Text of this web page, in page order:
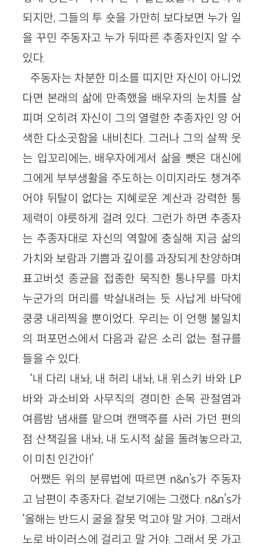
되지만, 그들의 투 숏을 가만히 보다보면 누가 일
을 꾸민 주동자고 누가 뒤따른 추종자인지 알 수
있다.
주동자는 차분한 미소를 띠지만 자신이 아니었
다면 본래의 삶에 만족했을 배우자의 눈치를 살
피며 오히려 자신이 그의 열렬한 추종자인 양 어
색한 다소곳함을 내비친다. 그러나 그의 살짝 웃
는 입꼬리에는, 배우자에게서 삶을 뺏은 대신에
그에게 부부생활을 주도하는 이미지라도 챙겨주
어야 뒤탈이 없다는 지혜로운 계산과 강력한 통
제력이 야릇하게 걸려 있다. 그런가 하면 추종자
는 추종자대로 자신의 역할에 충실해 지금 삶의
가치와 보람과 기쁨과 깊이를 과장되게 찬양하며
표고버섯 종균을 접종한 묵직한 통나무를 마치
누군가의 머리를 박살내려는 듯 사납게 바닥에
쿵쿵 내리찍을 뿐이었다. 우리는 이 언행 불일치
의 퍼포먼스에서 다음과 같은 소리 없는 절규를
들을 수 있다.
‘내 다리 내놔, 내 허리 내놔, 내 위스키 바와 LP
바와 과소비와 사무직의 경미한 손목 관절염과
여름밤 냄새를 맡으며 캔맥주를 사러 가던 편의
점 산책길을 내놔, 내 도시적 삶을 돌려놓으라고,
이 미친 인간아!’
어쨌든 위의 분류법에 따르면 n&n’s가 주동자
고 남편이 추종자다. 겉보기에는 그랬다. n&n’s가
‘올해는 반드시 굴을 잘못 먹고야 말 거야. 그래서
노로 바이러스에 걸리고 말 거야. 그래서 못 가고